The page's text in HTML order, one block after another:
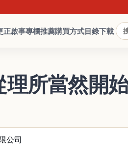
正啟事專欄推薦購買方式目錄下載
所當然開
公司